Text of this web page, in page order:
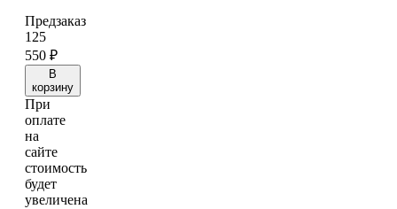
Предзаказ
125
550 ₽
В
корзину
При
оплате
на
сайте
стоимость
будет
увеличена